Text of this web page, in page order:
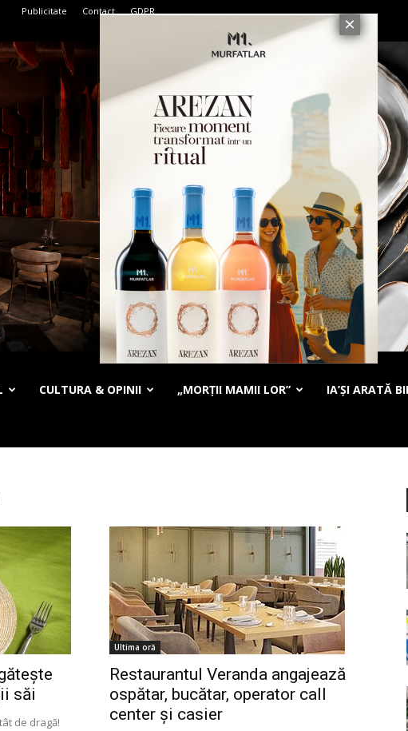
Publicitate Contact GDPR
CULTURA & OPINII „MORȚII MAMII LOR” IA’ȘI ARATĂ
săi
de dragă!
Ultima oră
Restaurantul Veranda angajează
ospătar, bucătar, operator call
center și casier